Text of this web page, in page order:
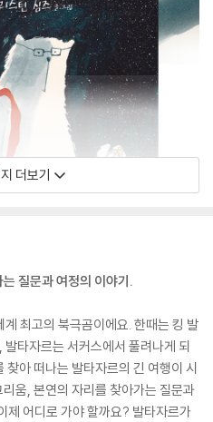
더보기
질문과 여정의 이야기.
최고의 북극곰이에요. 한때는 킹 발
타자르는 서커스에서 풀려나게 되
아 떠나는 발타자르의 긴 여행이 시
리움, 본연의 자리를 찾아가는 질문과
제 어디로 가야 할까요? 발타자르가